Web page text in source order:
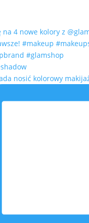
nosić kolorowy